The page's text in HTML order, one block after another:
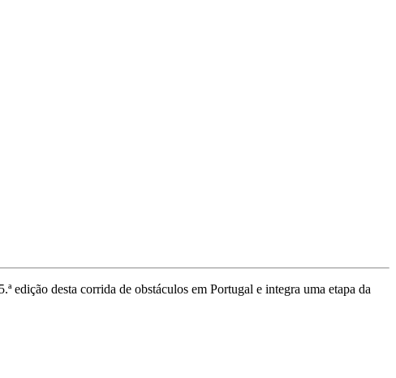
edição desta corrida de obstáculos em Portugal e integra uma etapa da